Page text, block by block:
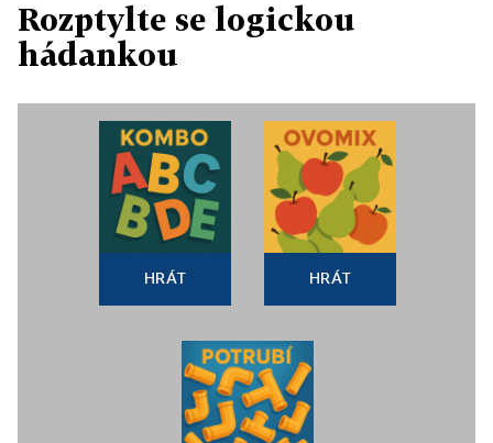
Rozptylte se logickou
hádankou
HRÁT HRÁT